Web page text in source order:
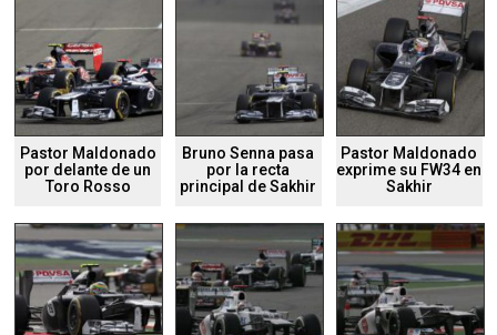
Pastor Maldonado
por delante de un
Toro Rosso
Bruno Senna pasa
por la recta
principal de Sakhir
Pastor Maldonado
exprime su FW34 en
Sakhir